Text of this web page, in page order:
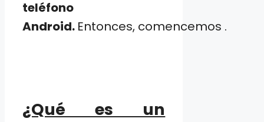
teléfono
Android. Entonces, comencemos .
¿Qué es un